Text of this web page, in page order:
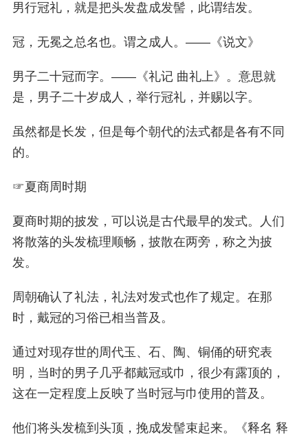
男行冠礼，就是把头发盘成发髻，此谓结发。
冠，无冕之总名也。谓之成人。——《说文》
男子二十冠而字。——《礼记 曲礼上》。 意思就
是，男子二十岁成人，举行冠礼，并赐以字。
虽然都是长发，但是每个朝代的法式都是各有不同
的。
☞夏商周时期
夏商时期的披发，可以说是古代最早的发式。人们
将散落的头发梳理顺畅，披散在两旁，称之为披
发。
周朝确认了礼法，礼法对发式也作了规定。在那
时，戴冠的习俗已相当普及。
通过对现存世的周代玉、石、陶、铜俑的研究表
明，当时的男子几乎都戴冠或巾，很少有露顶的，
这在一定程度上反映了当时冠与巾使用的普及。
他们将头发梳到头顶，挽成发髻束起来。《释名 释